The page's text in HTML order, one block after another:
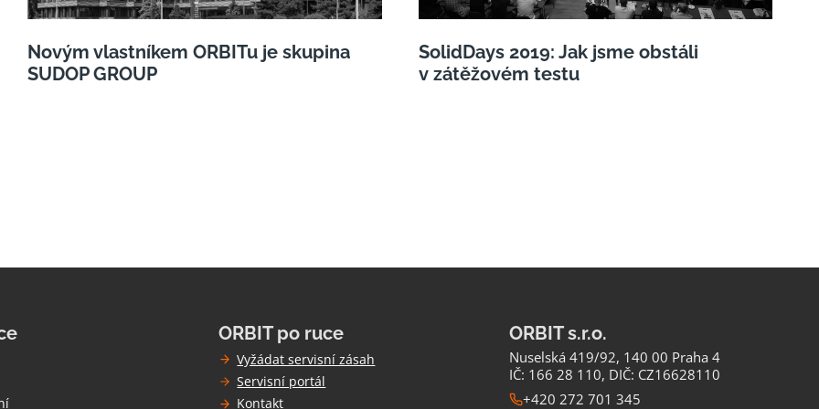
Novým vlastníkem ORBITu je skupina
SUDOP GROUP
SolidDays 2019: Jak jsme obstáli
v zátěžovém testu
ORBIT po ruce
Vyžádat servisní zásah
Servisní portál
Kontakt
ORBIT s.r.o.
Nuselská 419/92, 140 00 Praha 4
IČ: 166 28 110, DIČ: CZ16628110
+420 272 701 345